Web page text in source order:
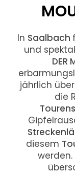
In Saalbach
und
DER
jährlich
die
diesem
werden.